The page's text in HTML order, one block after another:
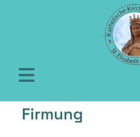
Firmung